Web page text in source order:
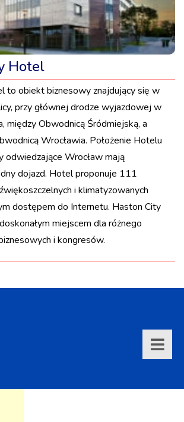
Hotel
to obiekt biznesowy znajdujący się w
przy głównej drodze wyjazdowej w
między Obwodnicą Śródmiejską, a
Wrocławia. Położenie Hotelu
odwiedzające Wrocław mają
dojazd. Hotel proponuje 111
i klimatyzowanych
dostępem do Internetu. Haston City
miejscem dla różnego
i kongresów.